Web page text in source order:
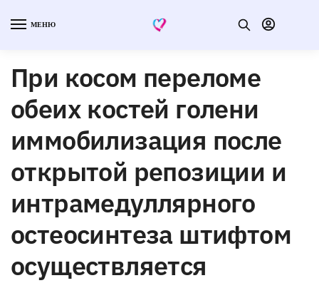
МЕНЮ
При косом переломе
обеих костей голени
иммобилизация после
открытой репозиции и
интрамедуллярного
остеосинтеза штифтом
осуществляется